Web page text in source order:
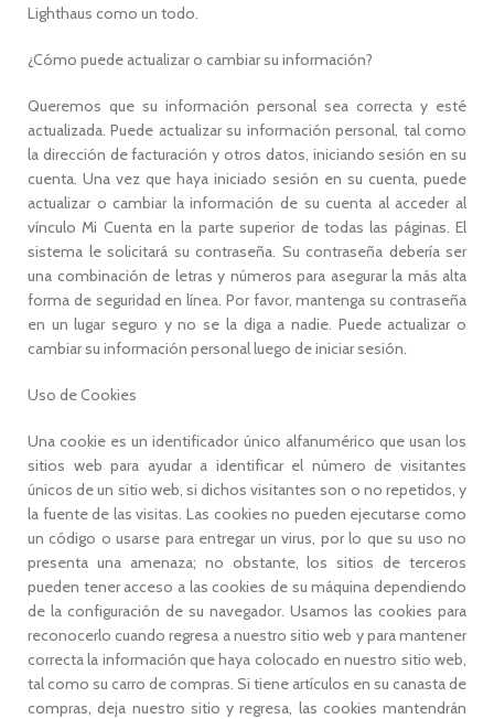
Lighthaus como un todo.
¿Cómo puede actualizar o cambiar su información?
Queremos que su información personal sea correcta y esté
actualizada. Puede actualizar su información personal, tal como
la dirección de facturación y otros datos, iniciando sesión en su
cuenta. Una vez que haya iniciado sesión en su cuenta, puede
actualizar o cambiar la información de su cuenta al acceder al
vínculo Mi Cuenta en la parte superior de todas las páginas. El
sistema le solicitará su contraseña. Su contraseña debería ser
una combinación de letras y números para asegurar la más alta
forma de seguridad en línea. Por favor, mantenga su contraseña
en un lugar seguro y no se la diga a nadie. Puede actualizar o
cambiar su información personal luego de iniciar sesión.
Uso de Cookies
Una cookie es un identificador único alfanumérico que usan los
sitios web para ayudar a identificar el número de visitantes
únicos de un sitio web, si dichos visitantes son o no repetidos, y
la fuente de las visitas. Las cookies no pueden ejecutarse como
un código o usarse para entregar un virus, por lo que su uso no
presenta una amenaza; no obstante, los sitios de terceros
pueden tener acceso a las cookies de su máquina dependiendo
de la configuración de su navegador. Usamos las cookies para
reconocerlo cuando regresa a nuestro sitio web y para mantener
correcta la información que haya colocado en nuestro sitio web,
tal como su carro de compras. Si tiene artículos en su canasta de
compras, deja nuestro sitio y regresa, las cookies mantendrán